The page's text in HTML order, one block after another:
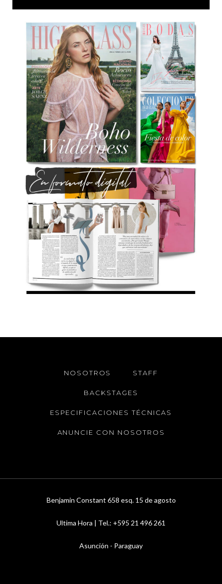
NOSOTROS STAFF
BACKSTAGES
ESPECIFICACIONES TÉCNICAS
ANUNCIE CON NOSOTROS
Benjamin Constant 658 esq. 15 de agosto
Ultima Hora | Tel.: +595 21 496 261
Asunción - Paraguay